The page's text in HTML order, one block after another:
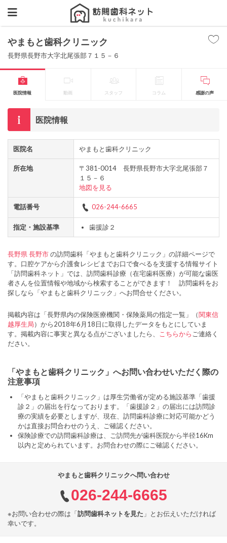
やまもと歯科クリニック
長野県長野市大字北尾張部７１５－６
医院情報 動画 スタッフ コラム 感謝の声
医院情報
医院名 やまもと歯科クリニック
所在地
〒381-0014 長野県長野市大字北尾張部７
１５－６
地図を見る
電話番号 026-244-6665
指定・施設基準 歯援診２
長野県 長野市の訪問歯科「やまもと歯科クリニック」の詳細ページで
す。口腔ケアから介護食レシピまでお口で食べるを支援する情報サイト
「訪問歯科ネット」では、訪問歯科診療（在宅歯科医療）が可能な歯医
者さんを位置情報や地域から検索することができます！ 訪問歯科をお
探しなら「やまもと歯科クリニック」へお問合せください。
掲載内容は「長野県内の保険医療機関・保険薬局の指定一覧」（関東信
越厚生局）から2018年6月18日に取得したデータをもとにしていま
す。掲載内容に事実と異なる点がございましたら、
こちらから ご連絡く
ださい。
「やまもと歯科クリニック」へお問い合わせいただく際の
注意事項
「やまもと歯科クリニック」は厚生労働省が定める施設基準「歯援
診２」の届出を行なっております。「歯援診２」の届出には訪問診
療の実績を必要としますが、現在、訪問歯科診療に対応可能かどう
かは直接お問合わせのうえ、ご確認ください。
保険診療での訪問歯科診療は、ご訪問先が歯科医院から半径16Km
以内と定められています。お問合わせの際にご確認ください。
やまもと歯科クリニックへ問い合わせ
026-244-6665
※お問い合わせの際は「訪問歯科ネットを見た 」とお伝えいただければ
幸いです。